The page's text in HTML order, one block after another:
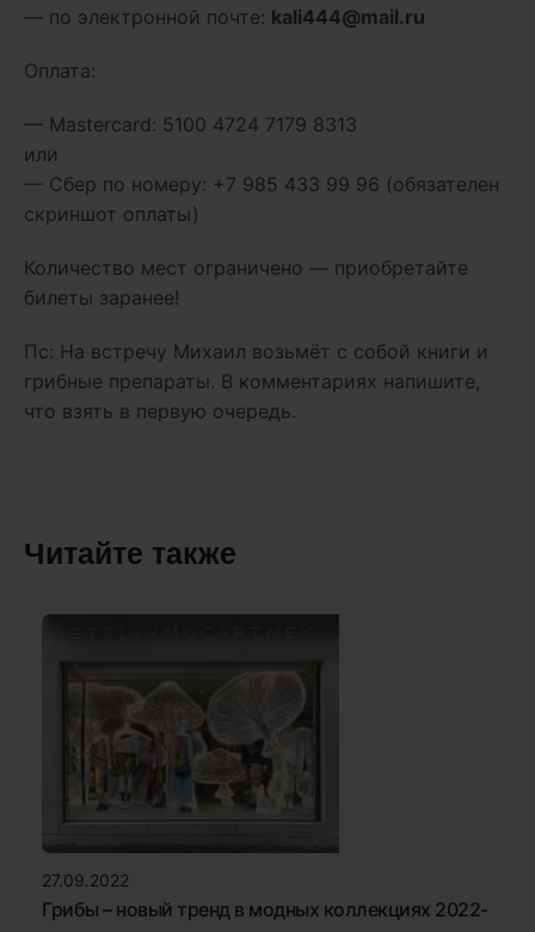
— по электронной почте: kali444@mail.ru
Оплата:
— Mastercard: 5100 4724 7179 8313
или
— Сбер по номеру: +7 985 433 99 96 (обязателен
скриншот оплаты)
Количество мест ограничено — приобретайте
билеты заранее!
Пс: На встречу Михаил возьмёт с собой книги и
грибные препараты. В комментариях напишите,
что взять в первую очередь.
Читайте также
27.09.2022
Грибы – новый тренд в модных коллекциях 2022-